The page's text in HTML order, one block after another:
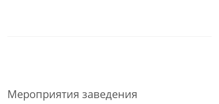
Мероприятия заведения